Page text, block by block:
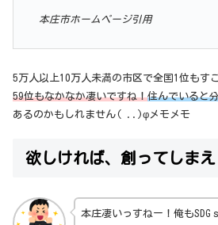
本庄市ホームページ引用
5万人以上10万人未満の市区で全国1位もす
59位もなかなか凄いですね！住んでいると
あるのかもしれません( ..)φメモメモ
欲しければ、創ってしま
本庄凄いっすねー！俺もSDG